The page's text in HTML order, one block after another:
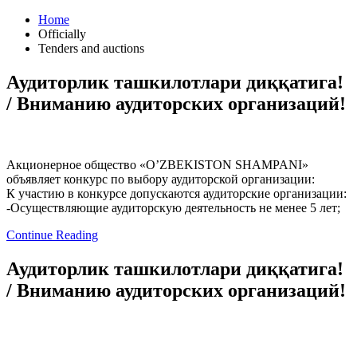
Home
Officially
Tenders and auctions
Аудиторлик ташкилотлари диққатига!
/ Вниманию аудиторских организаций!
Акционерное общество «O’ZBEKISTON SHAMPANI»
объявляет конкурс по выбору аудиторской организации:
К участию в конкурсе допускаются аудиторские организации:
-Осуществляющие аудиторскую деятельность не менее 5 лет;
Continue Reading
Аудиторлик ташкилотлари диққатига!
/ Вниманию аудиторских организаций!